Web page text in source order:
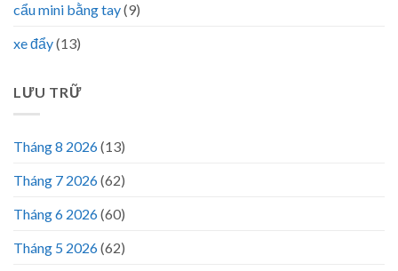
cẩu mini bằng tay(9)
xe đẩy(13)
LƯU TRỮ
Tháng 8 2026(13)
Tháng 7 2026(62)
Tháng 6 2026(60)
Tháng 5 2026(62)